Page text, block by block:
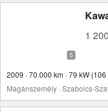
1
2009 · 70.000 km · 79 kW
Magánszemély · Szabolcs-